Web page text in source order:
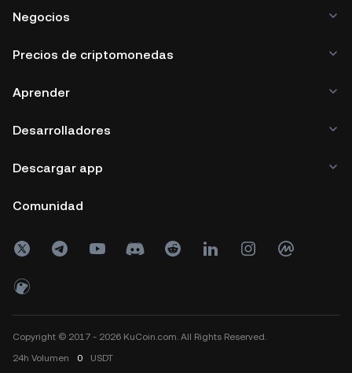
Negocios
Precios de criptomonedas
Aprender
Desarrolladores
Descargar app
Comunidad
Copyright © 2017 - 2026 KuCoin.com. All Rights Reserved.
24h Volumen 0 USDT